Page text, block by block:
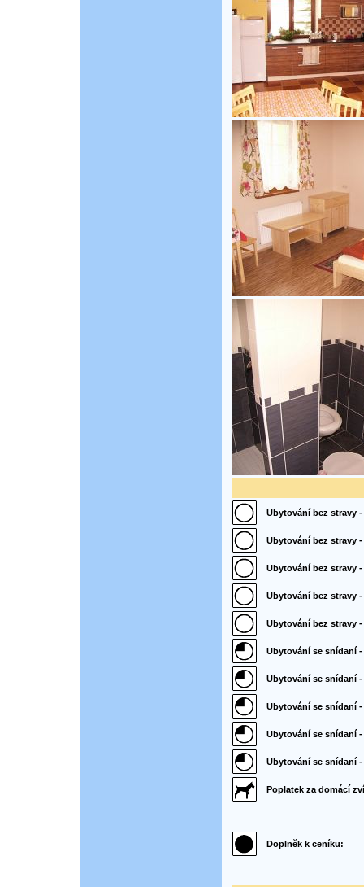
Ubytování bez stravy
Ubytování bez stravy -
Ubytování bez stravy
Ubytování bez stravy -
Ubytování bez stravy
Ubytování se snídaní
Ubytování se snídaní -
Ubytování se snídaní
Ubytování se snídaní -
Ubytování se snídaní
Poplatek za domácí
Doplněk k ceníku: